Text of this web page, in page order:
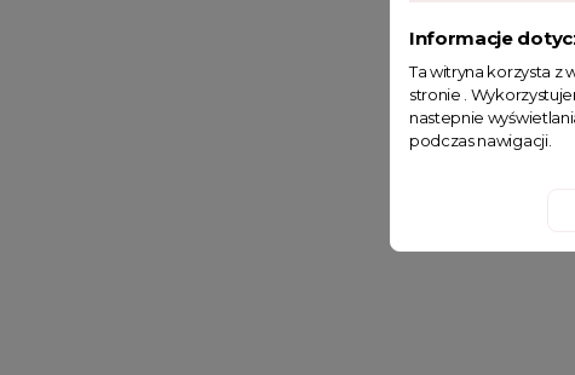
Informacje
Ta witryna korzysta z
stronie .
nastepnie
podczas nawigacji.